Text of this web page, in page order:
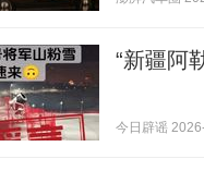
“新疆阿
今日辟谣